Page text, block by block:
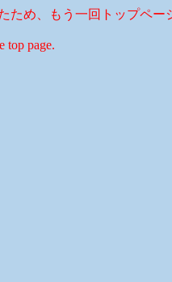
ため、もう一回トップペー
top page.